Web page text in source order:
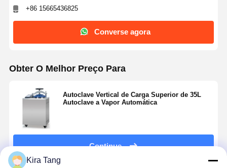
+86 15665436825
Converse agora
Obter O Melhor Preço Para
Autoclave Vertical de Carga Superior de 35L
Autoclave a Vapor Automática
Continue
Kira Tang